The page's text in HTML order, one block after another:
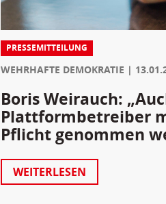
PRESSEMITTEILUNG
WEHRHAFTE DEMOKRATIE
Boris Weirauch:
Plattformbetreiber
Pflicht genommen
WEITERLESEN